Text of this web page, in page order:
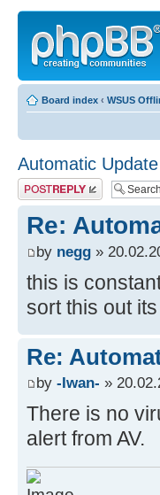
Board index ‹ WSUS
Automatic
Post a reply
Re:
by negg »
this is
sort this out
Re:
by -Iwan- »
There is no
alert from AV.